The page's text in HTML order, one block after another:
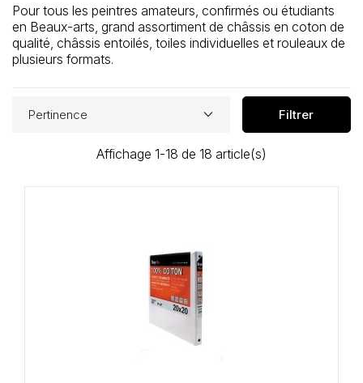
Loisirs Créatifs
Coffrets & cadeaux
Pour tous les peintres amateurs, confirmés ou étudiants
en Beaux-arts, grand assortiment de châssis en coton de
qualité, châssis entoilés, toiles individuelles et rouleaux de
plusieurs formats.
Pertinence keyboard_arrow_down Filtrer
Affichage 1-18 de 18 article(s)